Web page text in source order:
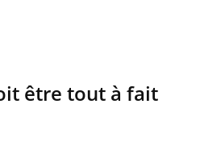
être tout à fait